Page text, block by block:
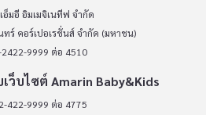
อ็มอี อิมเมจิเนทีฟ จำกัด
ทร์ คอร์เปอเรชั่นส์ จำกัด (มหาชน)
2422-9999 ต่อ 4510
ว็บไซต์ Amarin Baby&Kids
422-9999 ต่อ 4775